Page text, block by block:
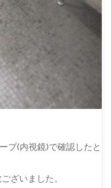
プ(内視鏡)で確認したと
ざいました。